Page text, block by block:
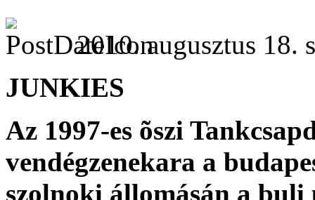
2010. augusztus 18.
JUNKIES
Az 1997-es õszi
vendégzenekara a
szolnoki állomásán a buli